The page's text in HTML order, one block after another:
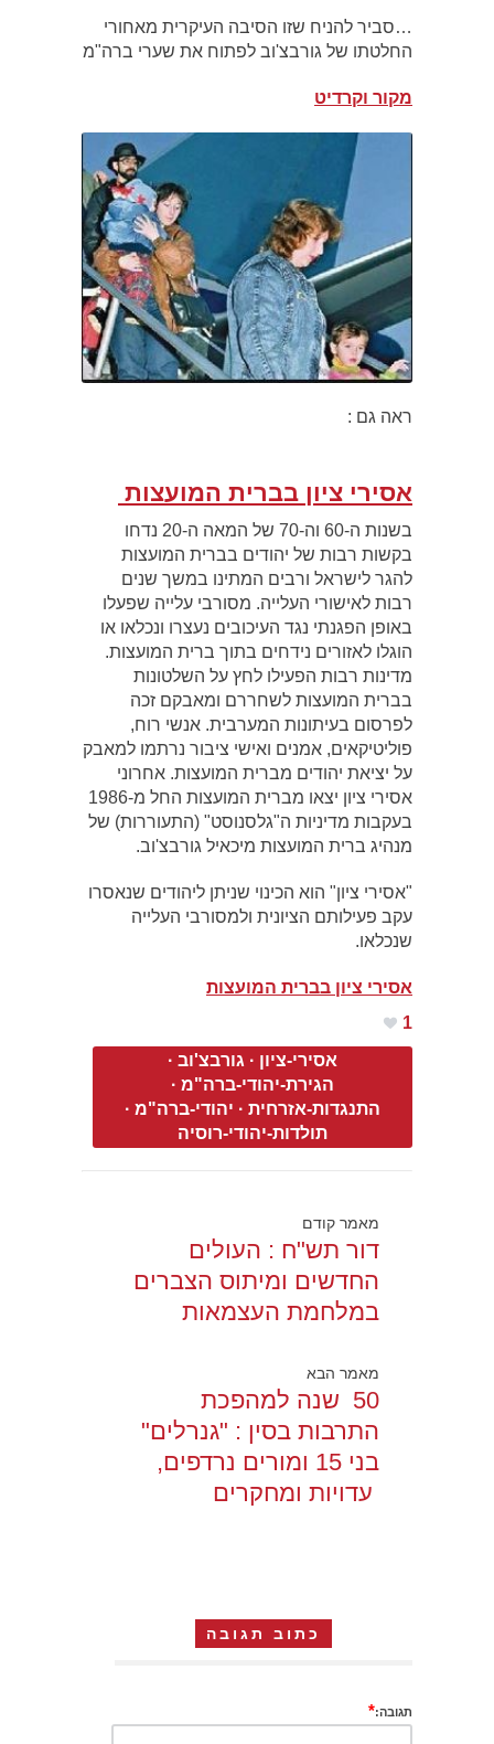
…סביר להניח שזו הסיבה העיקרית מאחורי
החלטתו של גורבצ'וב לפתוח את שערי ברה"מ
מקור וקרדיט
ראה גם :
אסירי ציון בברית המועצות
בשנות ה-60 וה-70 של המאה ה-20 נדחו
בקשות רבות של יהודים בברית המועצות
להגר לישראל ורבים המתינו במשך שנים
רבות לאישורי העלייה. מסורבי עלייה שפעלו
באופן הפגנתי נגד העיכובים נעצרו ונכלאו או
הוגלו לאזורים נידחים בתוך ברית המועצות.
מדינות רבות הפעילו לחץ על השלטונות
בברית המועצות לשחררם ומאבקם זכה
לפרסום בעיתונות המערבית. אנשי רוח,
פוליטיקאים, אמנים ואישי ציבור נרתמו למאבק
על יציאת יהודים מברית המועצות. אחרוני
אסירי ציון יצאו מברית המועצות החל מ-1986
בעקבות מדיניות ה"גלסנוסט" (התעוררות) של
מנהיג ברית המועצות מיכאיל גורבצ'וב.
"אסירי ציון" הוא הכינוי שניתן ליהודים שנאסרו
עקב פעילותם הציונית ולמסורבי העלייה
שנכלאו.
אסירי ציון בברית המועצות
1
אסירי-ציון · גורבצ'וב ·
הגירת-יהודי-ברה"מ ·
התנגדות-אזרחית · יהודי-ברה"מ ·
תולדות-יהודי-רוסיה
מאמר קודם
דור תש"ח : העולים
החדשים ומיתוס הצברים
במלחמת העצמאות
מאמר הבא
50 שנה למהפכת
התרבות בסין : "גנרלים"
בני 15 ומורים נרדפים,
עדויות ומחקרים
כתוב תגובה
תגובה:*